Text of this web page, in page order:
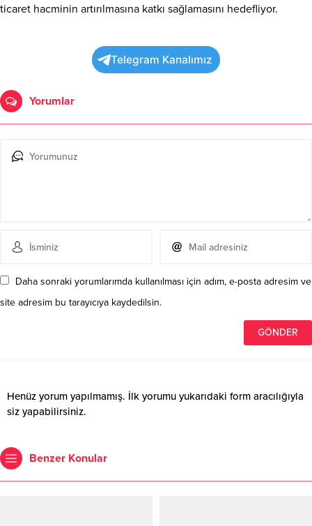
ticaret hacminin artırılmasına katkı sağlamasını hedefliyor.
Telegram Kanalımız
Yorumlar
Daha sonraki yorumlarımda kullanılması için adım, e-posta adresim ve
site adresim bu tarayıcıya kaydedilsin.
Henüz yorum yapılmamış. İlk yorumu yukarıdaki form aracılığıyla
siz yapabilirsiniz.
Benzer Konular